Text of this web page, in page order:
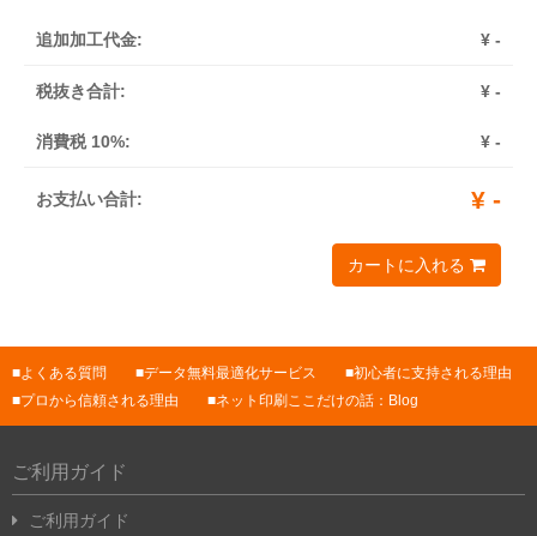
追加加工代金: ¥ -
税抜き合計: ¥ -
消費税 10%: ¥ -
お支払い合計: ¥ -
カートに入れる
よくある質問 データ無料最適化サービス
初心者に支持される理由
プロから信頼される理由
ネット印刷ここだけの話：Blog
ご利用ガイド
ご利用ガイド